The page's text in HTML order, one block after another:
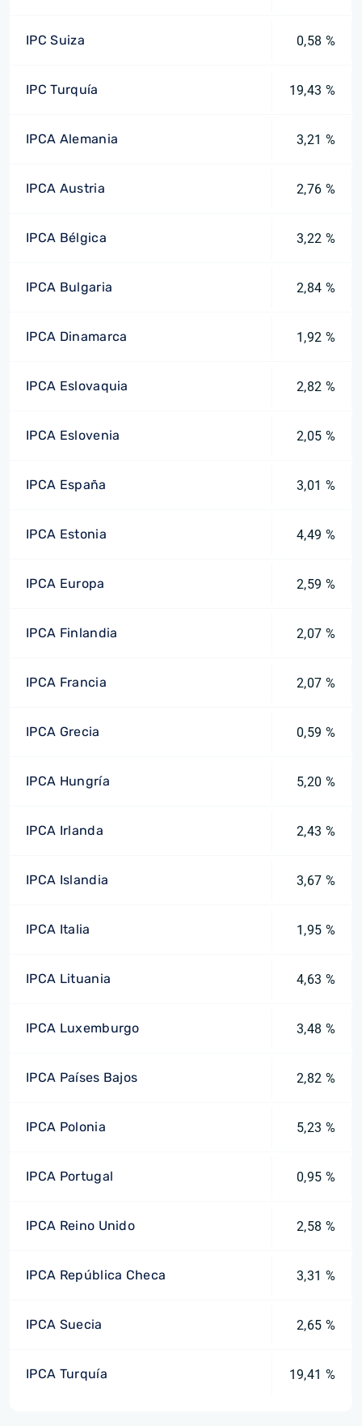
IPC Suiza 0,58 %
IPC Turquía 19,43 %
IPCA Alemania 3,21 %
IPCA Austria 2,76 %
IPCA Bélgica 3,22 %
IPCA Bulgaria 2,84 %
IPCA Dinamarca 1,92 %
IPCA Eslovaquia 2,82 %
IPCA Eslovenia 2,05 %
IPCA España 3,01 %
IPCA Estonia 4,49 %
IPCA Europa 2,59 %
IPCA Finlandia 2,07 %
IPCA Francia 2,07 %
IPCA Grecia 0,59 %
IPCA Hungría 5,20 %
IPCA Irlanda 2,43 %
IPCA Islandia 3,67 %
IPCA Italia 1,95 %
IPCA Lituania 4,63 %
IPCA Luxemburgo 3,48 %
IPCA Países Bajos 2,82 %
IPCA Polonia 5,23 %
IPCA Portugal 0,95 %
IPCA Reino Unido 2,58 %
IPCA República Checa 3,31 %
IPCA Suecia 2,65 %
IPCA Turquía 19,41 %